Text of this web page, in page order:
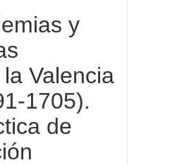
y
Valencia
1705).
de